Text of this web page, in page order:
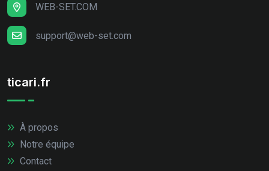
WEB-SET.COM
support@web-set.com
ticari.fr
À propos
Notre équipe
Contact